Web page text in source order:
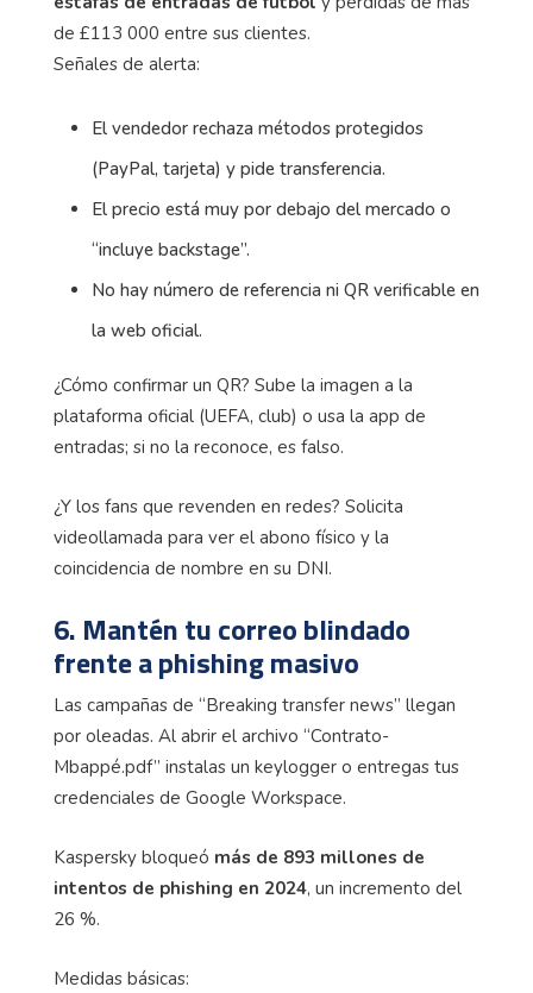
de £113 000 entre sus clientes.
Señales de alerta:
El vendedor rechaza métodos protegidos
(PayPal, tarjeta) y pide transferencia.
El precio está muy por debajo del mercado o
“incluye backstage”.
No hay número de referencia ni QR verificable en
la web oficial.
¿Cómo confirmar un QR? Sube la imagen a la
plataforma oficial (UEFA, club) o usa la app de
entradas; si no la reconoce, es falso.
¿Y los fans que revenden en redes? Solicita
videollamada para ver el abono físico y la
coincidencia de nombre en su DNI.
6. Mantén tu correo blindado
frente a phishing masivo
Las campañas de “Breaking transfer news” llegan
por oleadas. Al abrir el archivo “Contrato-
Mbappé.pdf” instalas un keylogger o entregas tus
credenciales de Google Workspace.
Kaspersky bloqueó más de 893 millones de
intentos de phishing en 2024, un incremento del
26 %.
Medidas básicas: